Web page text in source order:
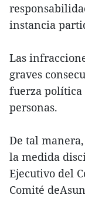
instancia
Las
graves
fuerza
personas.
De tal
la medida
Ejecutivo del
Comité